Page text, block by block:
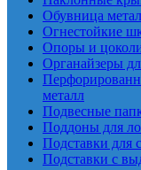
Обувница
Огнестойкие
Опоры и
Органайзеры
металл
Подвесные
Поддоны для
Подставки для
Подставки с